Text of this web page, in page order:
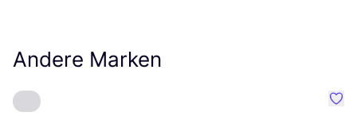
Andere Marken